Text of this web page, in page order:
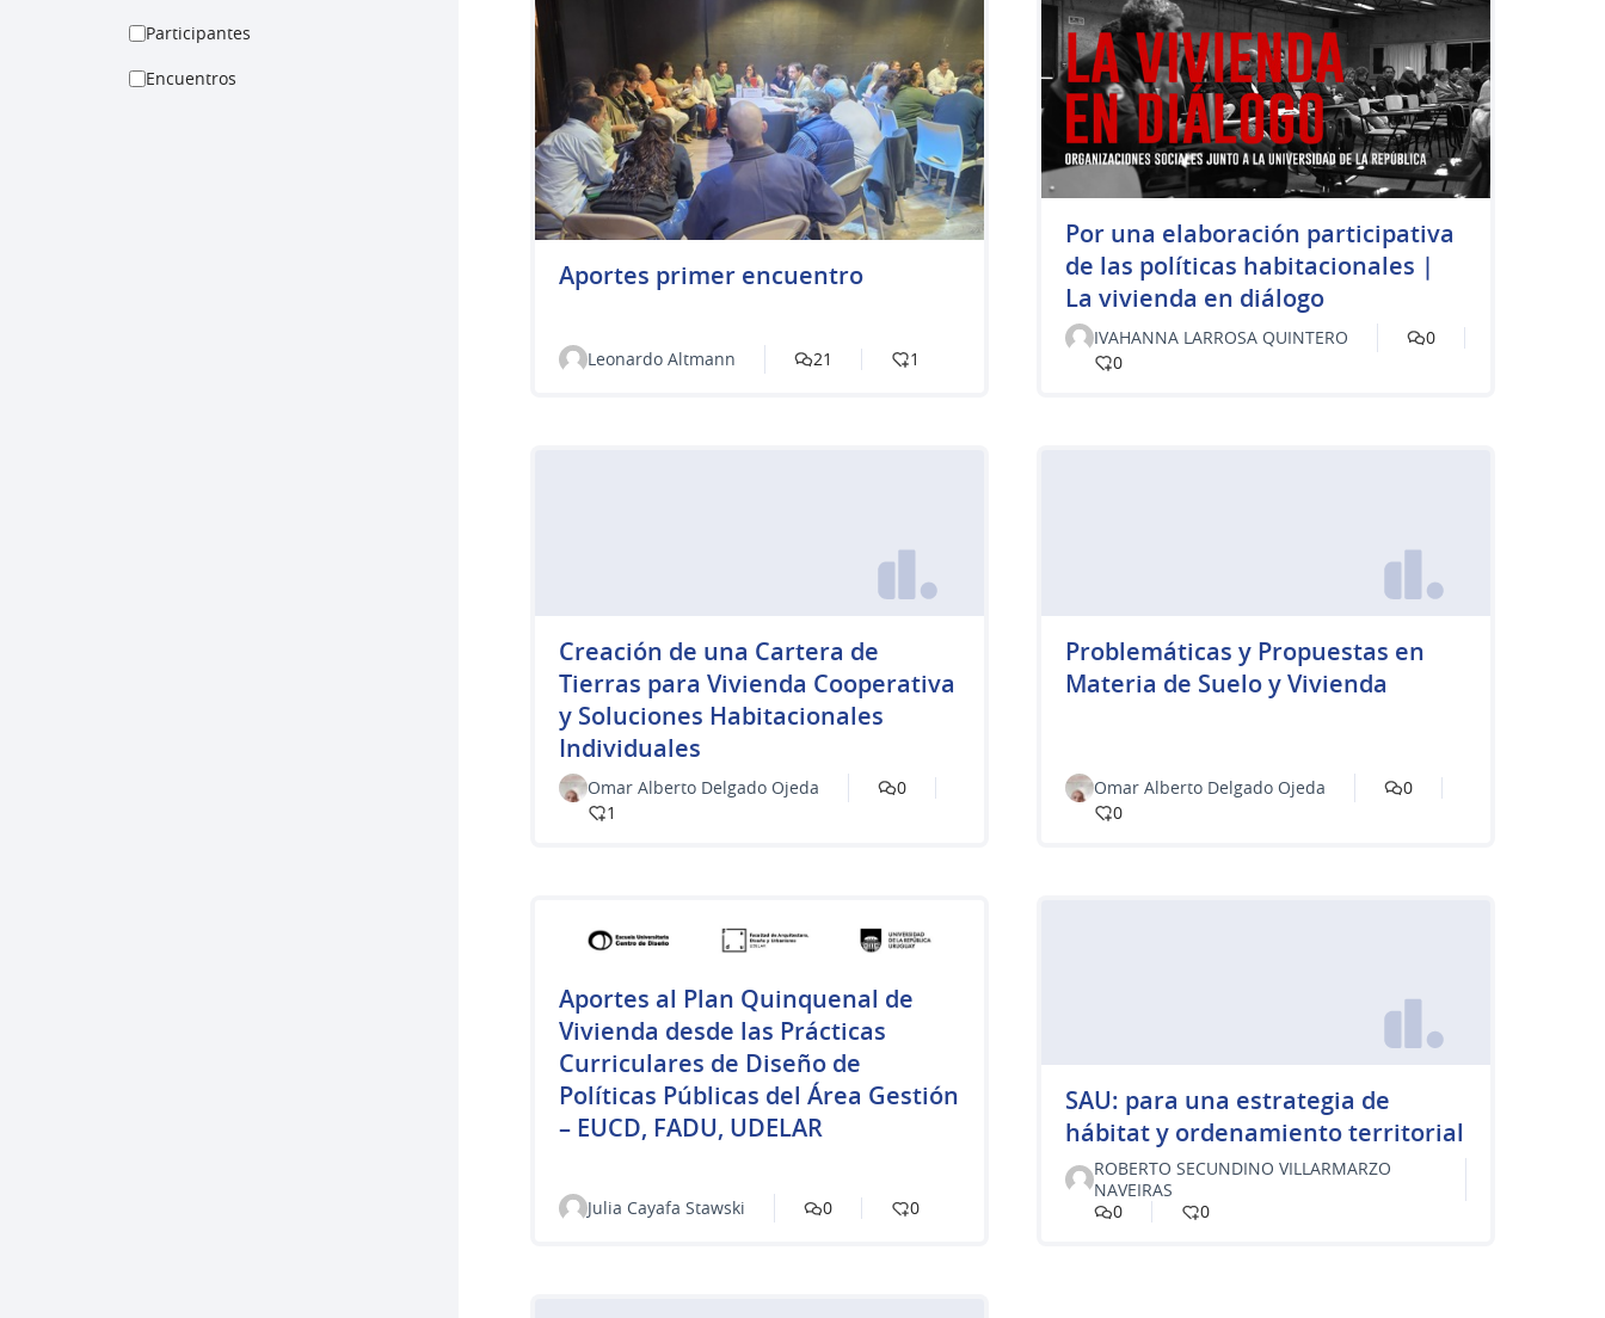
Participantes
Encuentros
Aportes primer encuentro
Leonardo Altmann 21 1
Por una elaboración participativa
de las políticas habitacionales |
La vivienda en diálogo
IVAHANNA LARROSA QUINTERO
0
0
Creación de una Cartera de
Tierras para Vivienda Cooperativa
y Soluciones Habitacionales
Individuales
Omar Alberto Delgado Ojeda
0
1
Problemáticas y Propuestas en
Materia de Suelo y Vivienda
Omar Alberto Delgado Ojeda
0
0
Aportes al Plan Quinquenal de
Vivienda desde las Prácticas
Curriculares de Diseño de
Políticas Públicas del Área Gestión
– EUCD, FADU, UDELAR
Julia Cayafa Stawski 0 0
SAU: para una estrategia de
hábitat y ordenamiento territorial
ROBERTO SECUNDINO VILLARMARZO
NAVEIRAS
0
0